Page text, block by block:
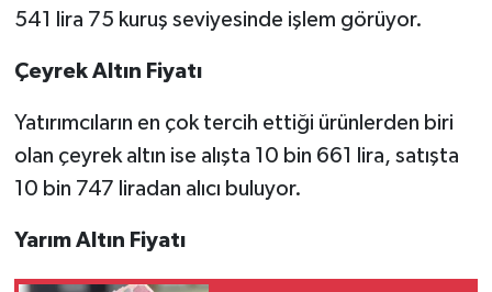
541 lira 75 kuruş seviyesinde işlem görüyor.
Çeyrek Altın Fiyatı
Yatırımcıların en çok tercih ettiği ürünlerden biri
olan çeyrek altın ise alışta 10 bin 661 lira, satışta
10 bin 747 liradan alıcı buluyor.
Yarım Altın Fiyatı